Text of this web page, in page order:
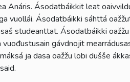
Anáris. Ásodatbáikkit leat
vuollái. Ásodatbáikki sáhttá
studeanttat. Ásodatbáikki
vuođustusain gávdnojit
ja dasa oažžu lobi dušše